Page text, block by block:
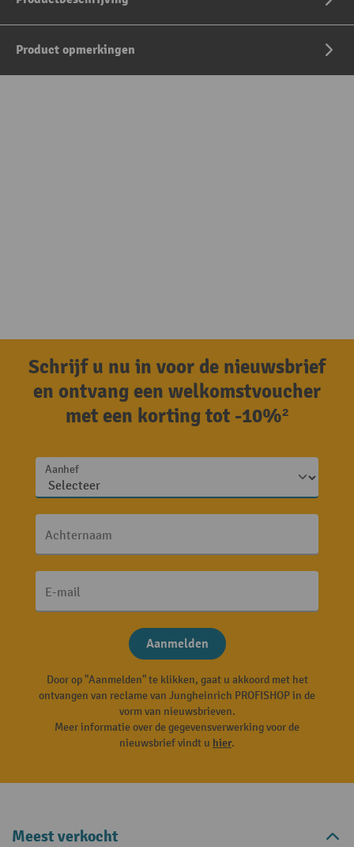
Product opmerkingen
Schrijf u nu in voor de nieuwsbrief
en ontvang een welkomstvoucher
met een korting tot -10%²
Aanhef
Achternaam
E-mail
Aanmelden
Door op "Aanmelden" te klikken, gaat u akkoord met het
ontvangen van reclame van Jungheinrich PROFISHOP in de
vorm van nieuwsbrieven.
Meer informatie over de gegevensverwerking voor de
nieuwsbrief vindt u hier.
Meest verkocht